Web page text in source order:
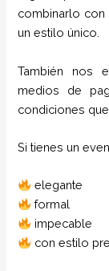
combinarlo con
un estilo único.
También nos
medios de
condiciones
Si tienes un
elegante
formal
impecable
con estilo